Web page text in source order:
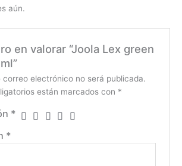
aún.
en valorar “Joola Lex green
correo electrónico no será publicada.
están marcados con *
*
*